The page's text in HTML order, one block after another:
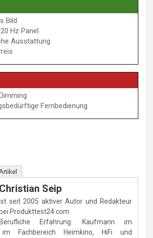
Bild
Hz Panel
Ausstattung
Fernbedienung
Christian Seip
seit 2005 aktiver Autor und Redakteur
bei Produkttest24.com
Berufliche Erfahrung: Kaufmann im
im Fachbereich Heimkino, HiFi und